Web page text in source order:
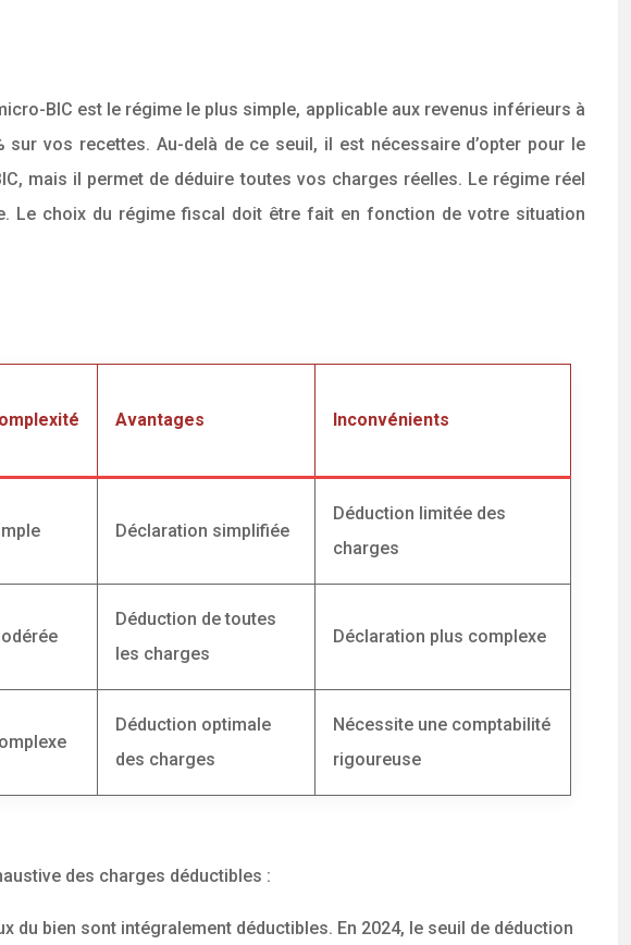
BIC est le régime le plus simple, applicable aux revenus inférieurs à
vos recettes. Au-delà de ce seuil, il est nécessaire d’opter pour le
mais il permet de déduire toutes vos charges réelles. Le régime réel
Le choix du régime fiscal doit être fait en fonction de votre situation
Avantages Inconvénients
Déclaration simplifiée
Déduction limitée des
charges
Déduction de toutes
les charges
Déclaration plus complexe
Déduction optimale
des charges
Nécessite une comptabilité
rigoureuse
des charges déductibles :
du bien sont intégralement déductibles. En 2024, le seuil de déduction